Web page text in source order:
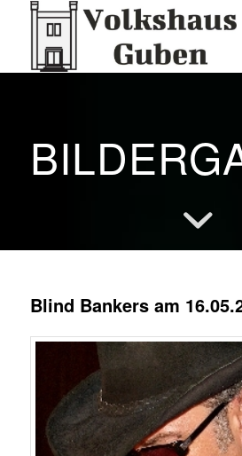
Blind Bankers am